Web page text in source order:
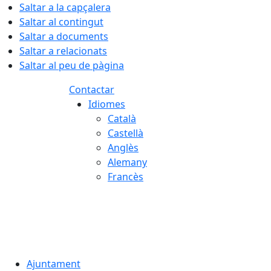
Saltar a la capçalera
Saltar al contingut
Saltar a documents
Saltar a relacionats
Saltar al peu de pàgina
Contactar
Idiomes
Català
Castellà
Anglès
Alemany
Francès
Ajuntament